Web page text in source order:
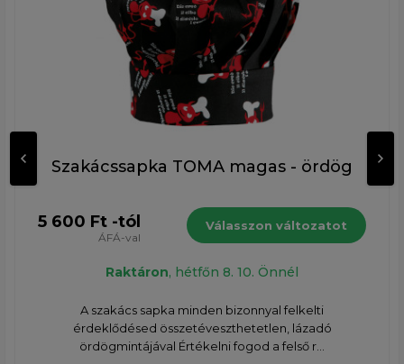
Szakácssapka TOMA magas - ördög
5 600 Ft -tól
ÁFÁ-val
Válasszon változatot
Raktáron, hétfőn 8. 10. Önnél
A szakács sapka minden bizonnyal felkelti
érdeklődésed összetéveszthetetlen, lázadó
ördögmintájával Értékelni fogod a felső r...